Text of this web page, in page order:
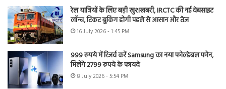
रेल यात्रियों के लिए बड़ी खुशखबरी, IRCTC की नई वेबसाइट
लॉन्च, टिकट बुकिंग होगी पहले से आसान और तेज
16 July 2026 - 1:45 PM
999 रुपये में रिजर्व करें Samsung का नया फोल्डेबल फोन,
मिलेंगे 2799 रुपये के फायदे
8 July 2026 - 5:54 PM